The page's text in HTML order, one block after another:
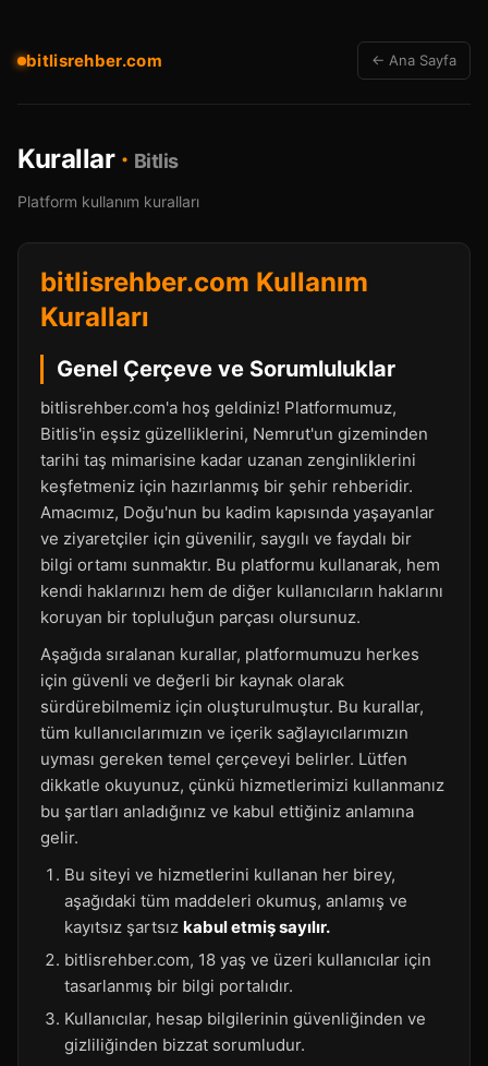
bitlisrehber.com ← Ana Sayfa
Kurallar · Bitlis
Platform kullanım kuralları
bitlisrehber.com Kullanım
Kuralları
Genel Çerçeve ve Sorumluluklar
bitlisrehber.com'a hoş geldiniz! Platformumuz,
Bitlis'in eşsiz güzelliklerini, Nemrut'un gizeminden
tarihi taş mimarisine kadar uzanan zenginliklerini
keşfetmeniz için hazırlanmış bir şehir rehberidir.
Amacımız, Doğu'nun bu kadim kapısında yaşayanlar
ve ziyaretçiler için güvenilir, saygılı ve faydalı bir
bilgi ortamı sunmaktır. Bu platformu kullanarak, hem
kendi haklarınızı hem de diğer kullanıcıların haklarını
koruyan bir topluluğun parçası olursunuz.
Aşağıda sıralanan kurallar, platformumuzu herkes
için güvenli ve değerli bir kaynak olarak
sürdürebilmemiz için oluşturulmuştur. Bu kurallar,
tüm kullanıcılarımızın ve içerik sağlayıcılarımızın
uyması gereken temel çerçeveyi belirler. Lütfen
dikkatle okuyunuz, çünkü hizmetlerimizi kullanmanız
bu şartları anladığınız ve kabul ettiğiniz anlamına
gelir.
Bu siteyi ve hizmetlerini kullanan her birey,
aşağıdaki tüm maddeleri okumuş, anlamış ve
kayıtsız şartsız kabul etmiş sayılır.
bitlisrehber.com, 18 yaş ve üzeri kullanıcılar için
tasarlanmış bir bilgi portalıdır.
Kullanıcılar, hesap bilgilerinin güvenliğinden ve
gizliliğinden bizzat sorumludur.